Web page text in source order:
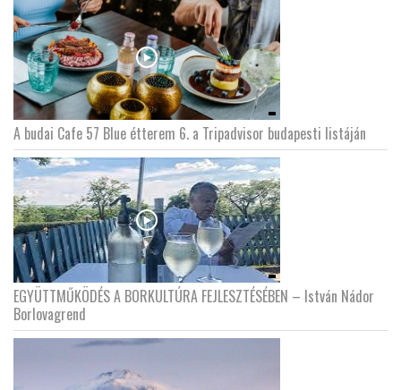
A budai Cafe 57 Blue étterem 6. a Tripadvisor budapesti listáján
EGYÜTTMŰKÖDÉS A BORKULTÚRA FEJLESZTÉSÉBEN – István Nádor
Borlovagrend